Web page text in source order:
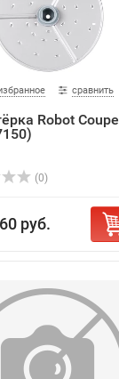
сравнить
Robot
(0)
руб.